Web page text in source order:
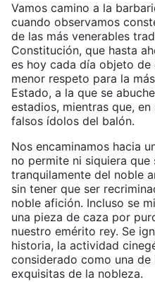
Vamos camino a la
cuando observamos
de las más venerables
Constitución, que hasta
es hoy cada día objeto de
menor respeto para la
Estado, a la que se
estadios, mientras que,
falsos ídolos del balón.
Nos encaminamos hacia
no permite ni siquiera
tranquilamente del noble
sin tener que ser
noble afición. Incluso se
una pieza de caza por
nuestro emérito rey. Se
historia, la actividad
considerado como una de
exquisitas de la nobleza.